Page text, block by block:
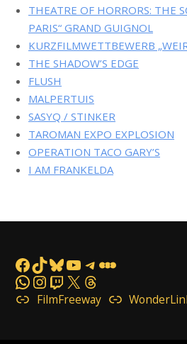
THEATRE OF HORRORS: THE
PARIS“ GRAND GUIGNOL
KURZFILMWETTBEWERB
THE SHADOW’S EDGE
FLUSH
MALPERTUIS
SASYQ / STINKER
TAROMAN EXPO EXPLOSION
OPERATION TACO GARY’S
I AM FRANKELDA
Facebook
TikTok
Bluesky
YouTube
Telegram
Letterboxd
WhatsApp
Instagram
Twitch
X Threads
FilmFreeway